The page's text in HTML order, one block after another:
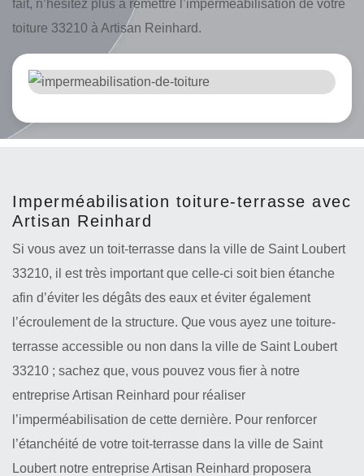
fait, n’hésitez plus à remettre l’imperméabilisation de votre
toiture 33210 à Artisan Reinhard.
Imperméabilisation toiture-terrasse avec
Artisan Reinhard
Si vous avez un toit-terrasse dans la ville de Saint Loubert
33210, il est très important que celle-ci soit bien étanche
afin d’éviter les dégâts des eaux et éviter également
l’écroulement de la structure. Que vous ayez une toiture-
terrasse accessible ou non dans la ville de Saint Loubert
33210 ; sachez que, vous pouvez vous fier à notre
entreprise Artisan Reinhard pour réaliser
l’imperméabilisation de cette dernière. Pour renforcer
l’étanchéité de votre toit-terrasse dans la ville de Saint
Loubert notre entreprise Artisan Reinhard proposera